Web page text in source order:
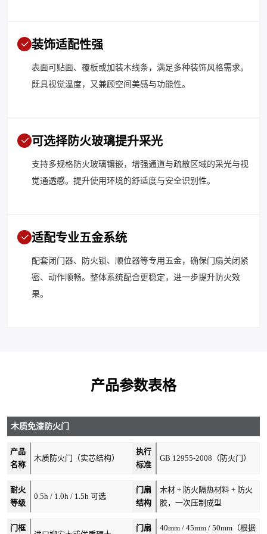
装饰适配性强
表面可贴面、覆板或加装木线条，满足多种装饰风格需求。
既具视觉温度，又兼顾空间美感与功能性。
可选择防火玻璃提升采光
支持多规格防火玻璃镶嵌，增强通道与疏散区域的采光与视
觉通透感。提升使用环境的舒适度与安全识别性。
适配专业五金系统
配套闭门器、防火锁、顺位器等专用五金，确保门扇关闭紧
密、动作顺畅。整体系统配合更稳定，进一步提升防火效
果。
产品参数表格
木质免漆防火门
产品
名称
木质防火门（实芯结构）
执行
标准
GB 12955-2008（防火门）
耐火
等级
0.5h / 1.0h / 1.5h 可选
门扇
结构
木材 + 防火隔热材料 + 防火
胶，一次压制成型
门框 门扇 40mm / 45mm / 50mm（根据